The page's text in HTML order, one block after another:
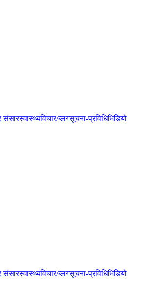
संसारस्वास्थ्यविचार/ब्लगसूचना-प्रविधिभिडियो
संसारस्वास्थ्यविचार/ब्लगसूचना-प्रविधिभिडियो